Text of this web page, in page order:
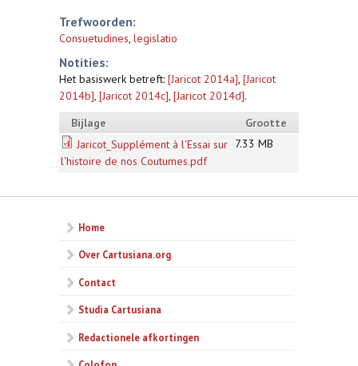
Trefwoorden:
Consuetudines, legislatio
Notities:
Het basiswerk betreft: [Jaricot 2014a], [Jaricot
2014b], [Jaricot 2014c], [Jaricot 2014d].
Bijlage
Grootte
Jaricot_Supplément à l'Essai sur
l'histoire de nos Coutumes.pdf
7.33 MB
Home
Over Cartusiana.org
Contact
Studia Cartusiana
Redactionele afkortingen